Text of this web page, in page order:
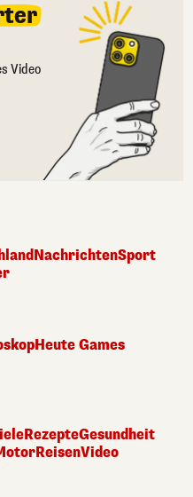
Video
NachrichtenSport
Heute Games
RezepteGesundheit
ReisenVideo